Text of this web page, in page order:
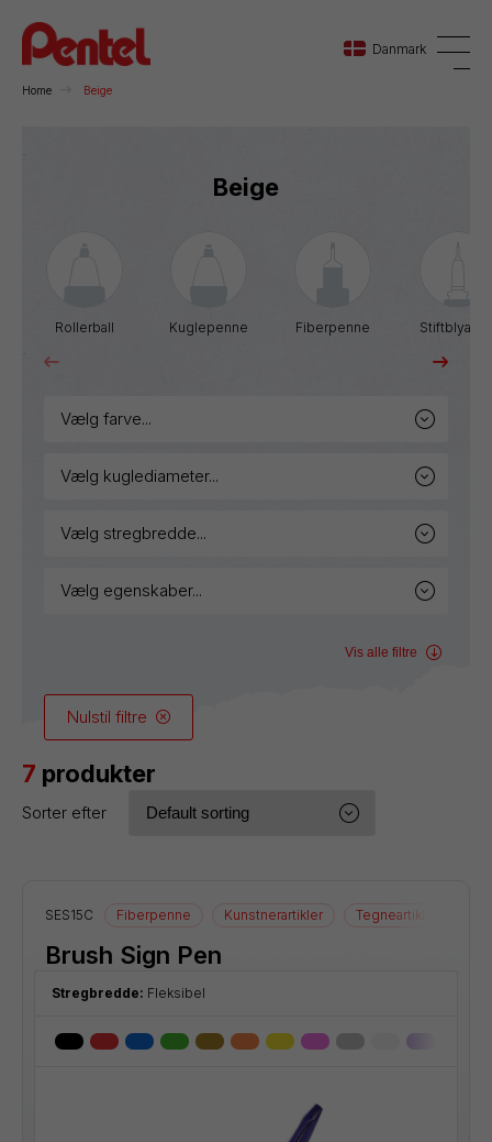
Danmark
Sverige
Home Beige
Beige
Rollerball Kuglepenne Fiberpenne
vælg farve...
vælg kuglediameter...
vælg stregbredde...
vælg egenskaber...
Vis alle filtre
Nulstil filtre
7 produkter
Sorter efter
SES15C Fiberpenne Kunstnerartikler Tegneartikler
Brush Sign Pen
Stregbredde: Fleksibel